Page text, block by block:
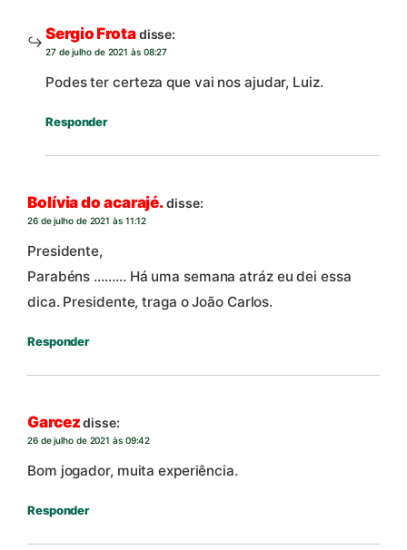
Sergio Frotadisse:
27 de julho de 2021 às 08:27
Podes ter certeza que vai nos ajudar, Luiz.
Responder
Bolívia do acarajé.disse:
26 de julho de 2021 às 11:12
Presidente,
Parabéns ……… Há uma semana atráz eu dei essa
dica. Presidente, traga o João Carlos.
Responder
Garcezdisse:
26 de julho de 2021 às 09:42
Bom jogador, muita experiência.
Responder